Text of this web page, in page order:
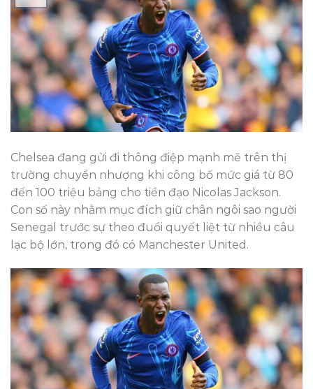
Chelsea đang gửi đi thông điệp mạnh mẽ trên thị
trường chuyển nhượng khi công bố mức giá từ 80
đến 100 triệu bảng cho tiền đạo Nicolas Jackson.
Con số này nhằm mục đích giữ chân ngôi sao người
Senegal trước sự theo đuổi quyết liệt từ nhiều câu
lạc bộ lớn, trong đó có Manchester United.